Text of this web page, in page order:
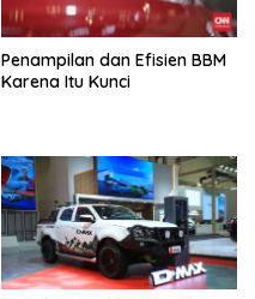
Penampilan dan Efisien BBM
Karena Itu Kunci